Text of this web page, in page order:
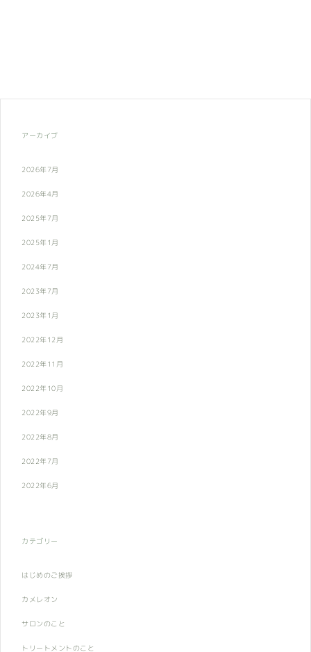
アーカイブ
2026年7月
2026年4月
2025年7月
2025年1月
2024年7月
2023年7月
2023年1月
2022年12月
2022年11月
2022年10月
2022年9月
2022年8月
2022年7月
2022年6月
カテゴリー
はじめのご挨拶
カメレオン
サロンのこと
トリートメントのこと